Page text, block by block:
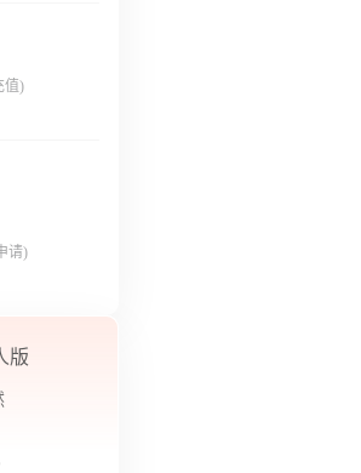
值)
请)
版